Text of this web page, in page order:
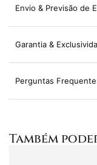
Envio & Previsão de
Garantia &
Perguntas
Também